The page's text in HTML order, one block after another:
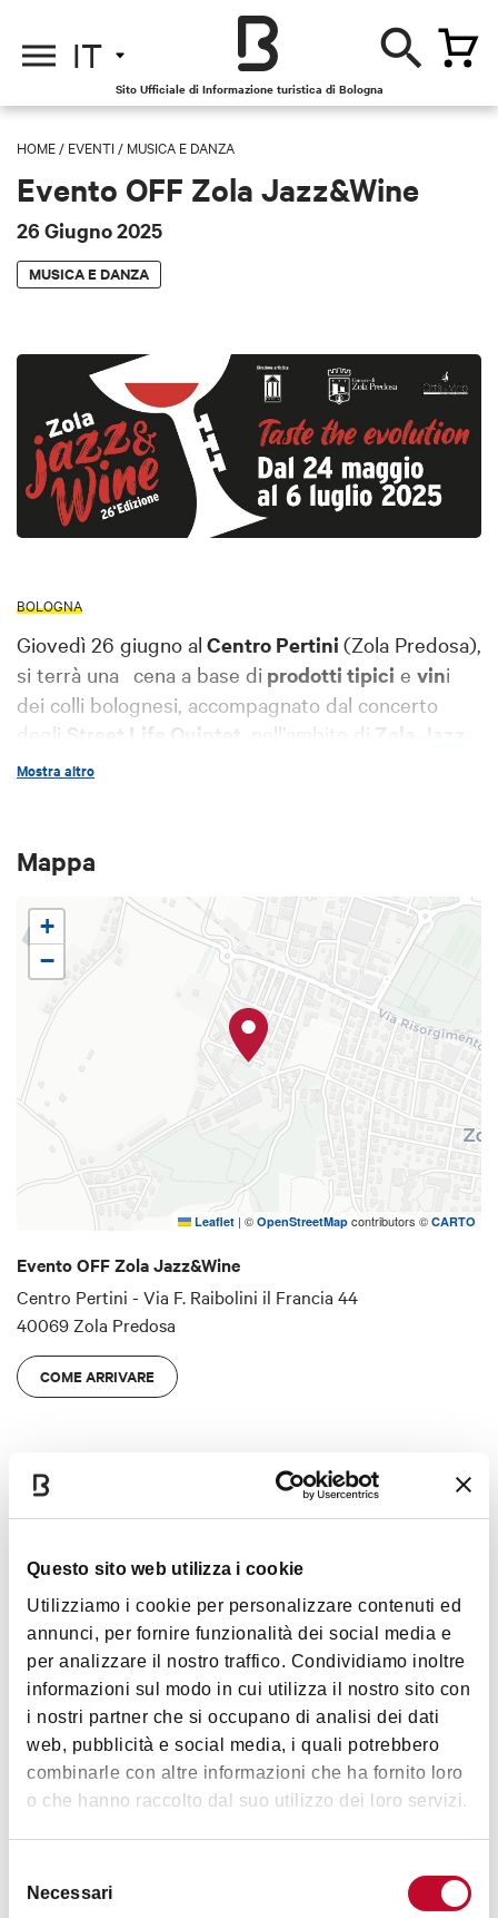
Questo sito web utilizza i cookie
Utilizziamo i cookie per personalizzare contenuti ed
annunci, per fornire funzionalità dei social media e
per analizzare il nostro traffico. Condividiamo inoltre
informazioni sul modo in cui utilizza il nostro sito con
i nostri partner che si occupano di analisi dei dati
web, pubblicità e social media, i quali potrebbero
combinarle con altre informazioni che ha fornito loro
o che hanno raccolto dal suo utilizzo dei loro servizi.
delNecessari
IT
Sito Ufficiale di Informazione turistica di Bologna
HOME / EVENTI / MUSICA E DANZA
Evento OFF Zola Jazz&Wine
26 Giugno 2025
MUSICA E DANZA
BOLOGNA
Giovedì 26 giugno al Centro Pertini (Zola Predosa),
si terrà una cena a base di prodotti tipici e vini
dei colli bolognesi, accompagnato dal concerto
degli Street Life Quintet , nell’ambito di Zola Jazz
& Wine.
Mostra altro
Mappa
+
−
Leaflet | © OpenStreetMap contributors © CARTO
Evento OFF Zola Jazz&Wine
Centro Pertini - Via F. Raibolini il Francia 44
40069 Zola Predosa
COME ARRIVARE
Ingresso
Contributo di € 20,00
In caso di maltempo l'iniziativa si terrà all'interno.
Prenotazione al+39 349 4072813.
Orari